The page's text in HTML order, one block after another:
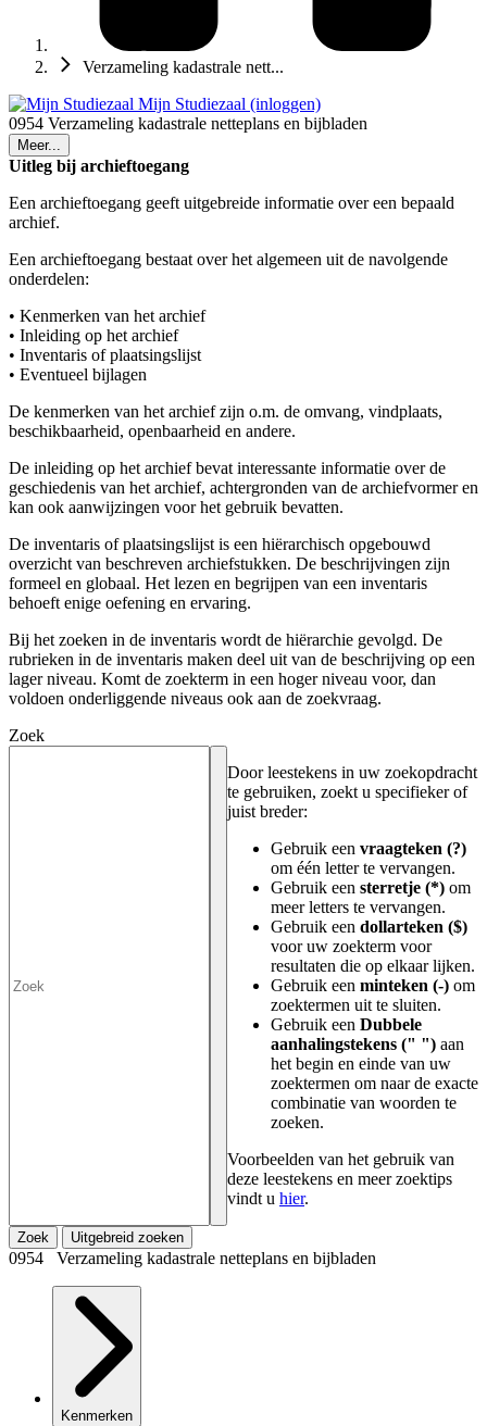
Verzameling kadastrale nett...
Mijn Studiezaal (inloggen)
0954 Verzameling kadastrale netteplans en bijbladen
Meer...
Uitleg bij archieftoegang
Een archieftoegang geeft uitgebreide informatie over een bepaald
archief.
Een archieftoegang bestaat over het algemeen uit de navolgende
onderdelen:
• Kenmerken van het archief
• Inleiding op het archief
• Inventaris of plaatsingslijst
• Eventueel bijlagen
De kenmerken van het archief zijn o.m. de omvang, vindplaats,
beschikbaarheid, openbaarheid en andere.
De inleiding op het archief bevat interessante informatie over de
geschiedenis van het archief, achtergronden van de archiefvormer en
kan ook aanwijzingen voor het gebruik bevatten.
De inventaris of plaatsingslijst is een hiërarchisch opgebouwd
overzicht van beschreven archiefstukken. De beschrijvingen zijn
formeel en globaal. Het lezen en begrijpen van een inventaris
behoeft enige oefening en ervaring.
Bij het zoeken in de inventaris wordt de hiërarchie gevolgd. De
rubrieken in de inventaris maken deel uit van de beschrijving op een
lager niveau. Komt de zoekterm in een hoger niveau voor, dan
voldoen onderliggende niveaus ook aan de zoekvraag.
Zoek
Door leestekens in uw zoekopdracht
te gebruiken, zoekt u specifieker of
juist breder:
Gebruik een vraagteken (?)
om één letter te vervangen.
Gebruik een sterretje (*) om
meer letters te vervangen.
Gebruik een dollarteken ($)
voor uw zoekterm voor
resultaten die op elkaar lijken.
Gebruik een minteken (-) om
zoektermen uit te sluiten.
Gebruik een Dubbele
aanhalingstekens (" ") aan
het begin en einde van uw
zoektermen om naar de exacte
combinatie van woorden te
zoeken.
Voorbeelden van het gebruik van
deze leestekens en meer zoektips
vindt u hier.
Zoek Uitgebreid zoeken
0954 Verzameling kadastrale netteplans en bijbladen
Kenmerken